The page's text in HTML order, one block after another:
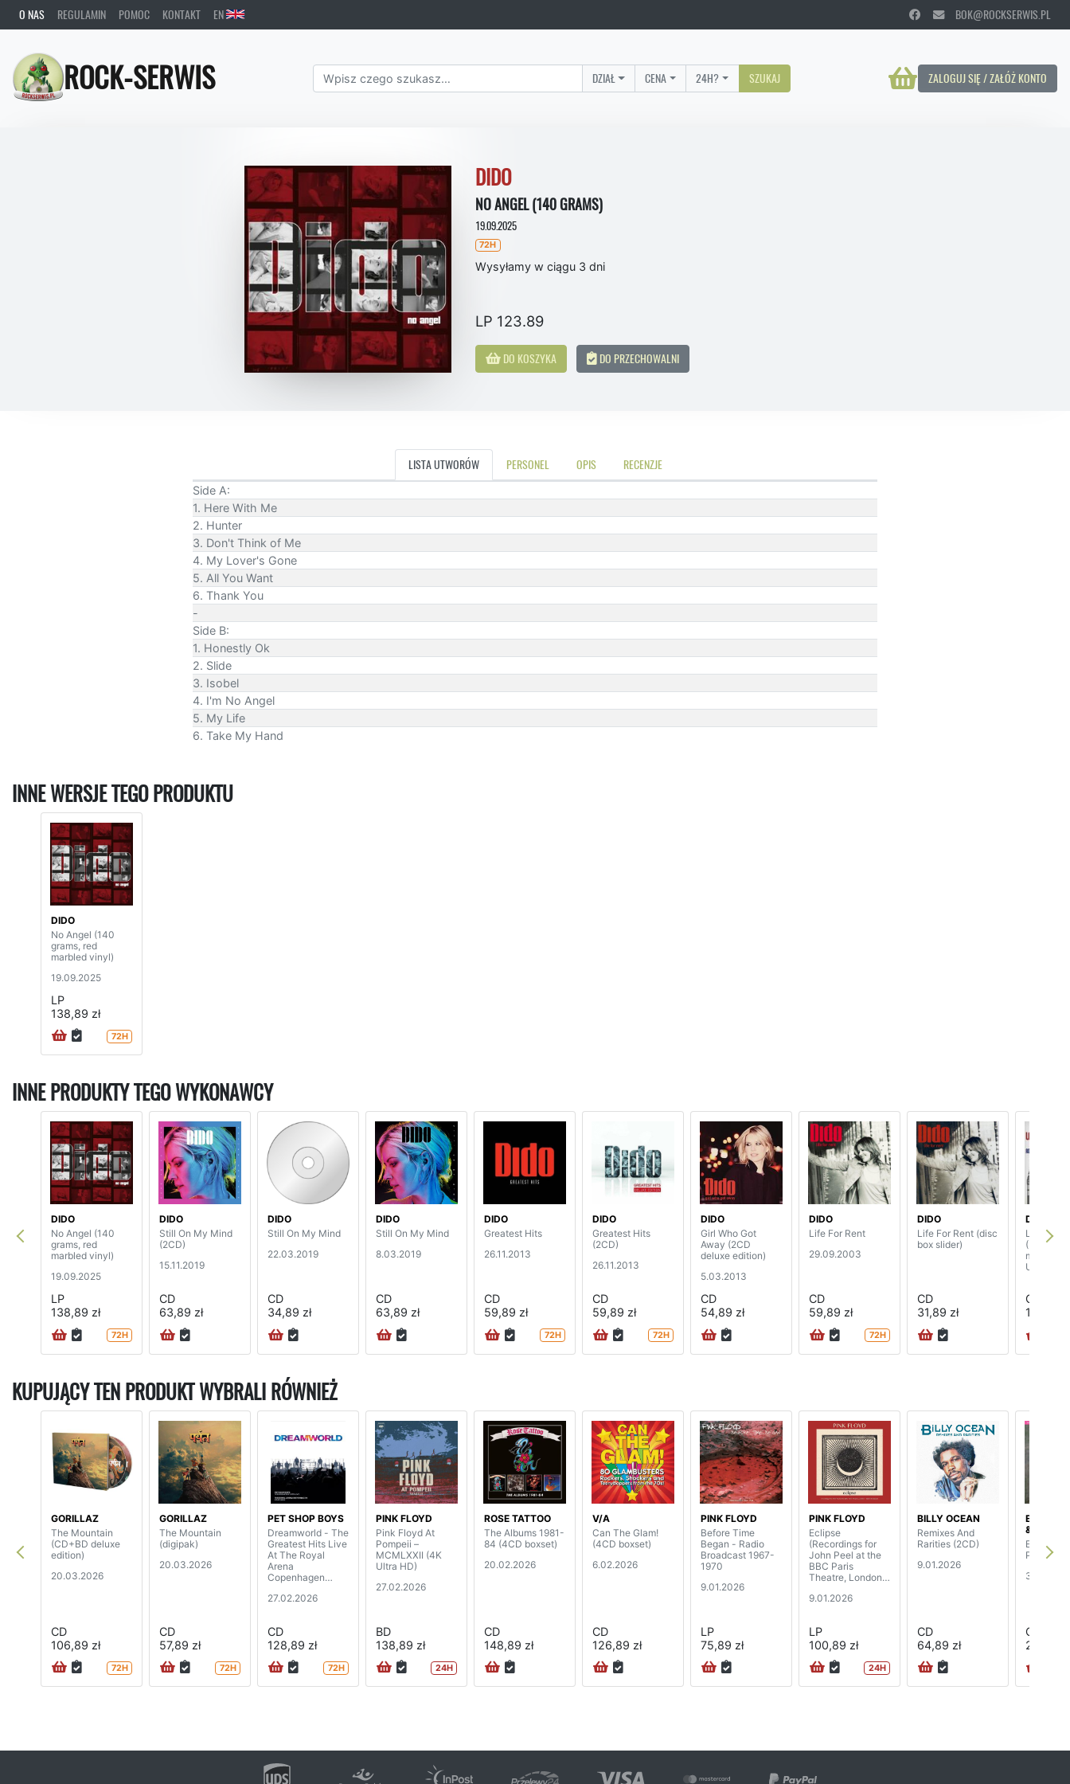
O NAS REGULAMIN POMOC KONTAKT EN BOK@ROCKSERWIS.PL
ROCK-SERWIS ZALOGUJ SIĘ / ZAŁÓŻ KONTO
DZIAŁ CENA 24H? SZUKAJ
DIDO
NO ANGEL (140 GRAMS)
19.09.2025
72H
Wysyłamy w ciągu 3 dni
LP 123.89
DO KOSZYKA DO PRZECHOWALNI
LISTA UTWORÓW PERSONEL OPIS RECENZJE
Side A:
1. Here With Me
2. Hunter
3. Don't Think of Me
4. My Lover's Gone
5. All You Want
6. Thank You
-
Side B:
1. Honestly Ok
2. Slide
3. Isobel
4. I'm No Angel
5. My Life
6. Take My Hand
INNE WERSJE TEGO PRODUKTU
DIDO
No Angel (140
grams, red
marbled vinyl)
19.09.2025
LP
138,89 zł
72H
INNE PRODUKTY TEGO WYKONAWCY
DIDO
No Angel (140
grams, red
marbled vinyl)
19.09.2025
LP
138,89 zł
72H
DIDO
Still On My Mind
(2CD)
15.11.2019
CD
63,89 zł
DIDO
Still On My Mind
22.03.2019
CD
34,89 zł
DIDO
Still On My Mind
8.03.2019
CD
63,89 zł
DIDO
Greatest Hits
26.11.2013
CD
59,89 zł
72H
DIDO
Greatest Hits
(2CD)
26.11.2013
CD
59,89 zł
72H
DIDO
Girl Who Got
Away (2CD
deluxe edition)
5.03.2013
CD
54,89 zł
DIDO
Life For Rent
29.09.2003
CD
59,89 zł
72H
DIDO
Life For Rent (disc
box slider)
CD
31,89 zł
DIDO
Life For
(London
music
UK)
CD
18,89 zł
KUPUJĄCY TEN PRODUKT WYBRALI RÓWNIEŻ
GORILLAZ
The Mountain
(CD+BD deluxe
edition)
20.03.2026
CD
106,89 zł
72H
GORILLAZ
The Mountain
(digipak)
20.03.2026
CD
57,89 zł
72H
PET SHOP BOYS
Dreamworld - The
Greatest Hits Live
At The Royal
Arena
Copenhagen
27.02.2026
CD
128,89 zł
72H
PINK FLOYD
Pink Floyd At
Pompeii –
MCMLXXII (4K
Ultra HD)
27.02.2026
BD
138,89 zł
24H
ROSE TATTOO
The Albums 1981-
84 (4CD boxset)
20.02.2026
CD
148,89 zł
V/A
Can The Glam!
(4CD boxset)
6.02.2026
CD
126,89 zł
PINK FLOYD
Before Time
Began - Radio
Broadcast 1967-
1970
9.01.2026
LP
75,89 zł
PINK FLOYD
Eclipse
(Recordings for
John Peel at the
BBC Paris
Theatre, London)
9.01.2026
LP
100,89 zł
24H
BILLY OCEAN
Remixes And
Rarities (2CD)
9.01.2026
CD
64,89 zł
&
Emerson
Palmer
CD
206,89